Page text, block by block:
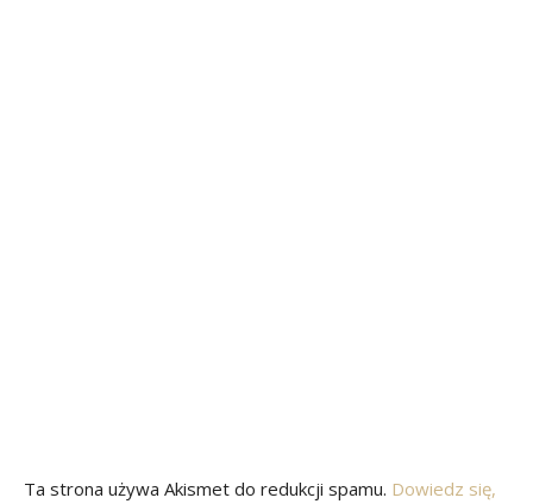
Ta strona używa Akismet do redukcji spamu. Dowiedz się,